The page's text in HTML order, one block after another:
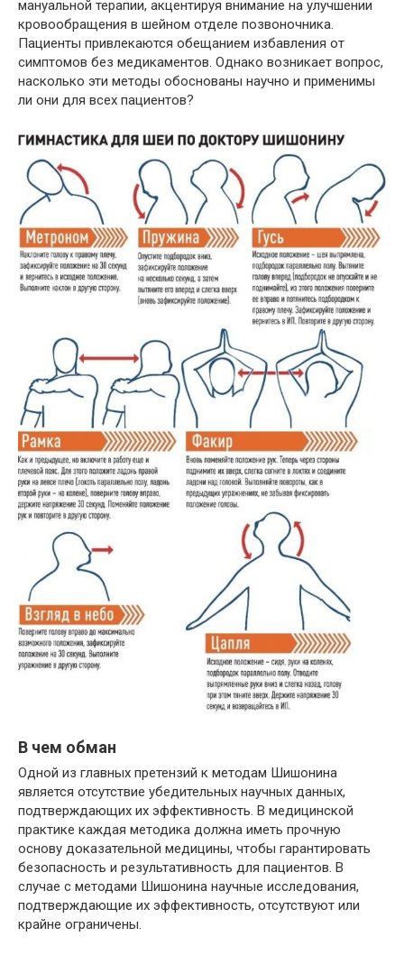
мануальной терапии, акцентируя внимание на улучшении
кровообращения в шейном отделе позвоночника​.
Пациенты привлекаются обещанием избавления от
симптомов без медикаментов. Однако возникает вопрос,
насколько эти методы обоснованы научно и применимы
ли они для всех пациентов?
В чем обман
Одной из главных претензий к методам Шишонина
является отсутствие убедительных научных данных,
подтверждающих их эффективность. В медицинской
практике каждая методика должна иметь прочную
основу доказательной медицины, чтобы гарантировать
безопасность и результативность для пациентов​. В
случае с методами Шишонина научные исследования,
подтверждающие их эффективность, отсутствуют или
крайне ограничены.